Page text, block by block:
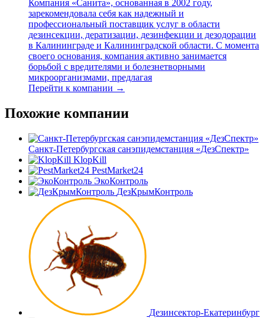
Компания «Санита», основанная в 2002 году,
зарекомендовала себя как надежный и
профессиональный поставщик услуг в области
дезинсекции, дератизации, дезинфекции и дезодорации
в Калининграде и Калининградской области. С момента
своего основания, компания активно занимается
борьбой с вредителями и болезнетворными
микроорганизмами, предлагая
Перейти к компании →
Похожие компании
Санкт-Петербургская санэпидемстанция «ДезСпектр»
KlopKill
PestMarket24
ЭкоКонтроль
ДезКрымКонтроль
Дезинсектор-Екатеринбург